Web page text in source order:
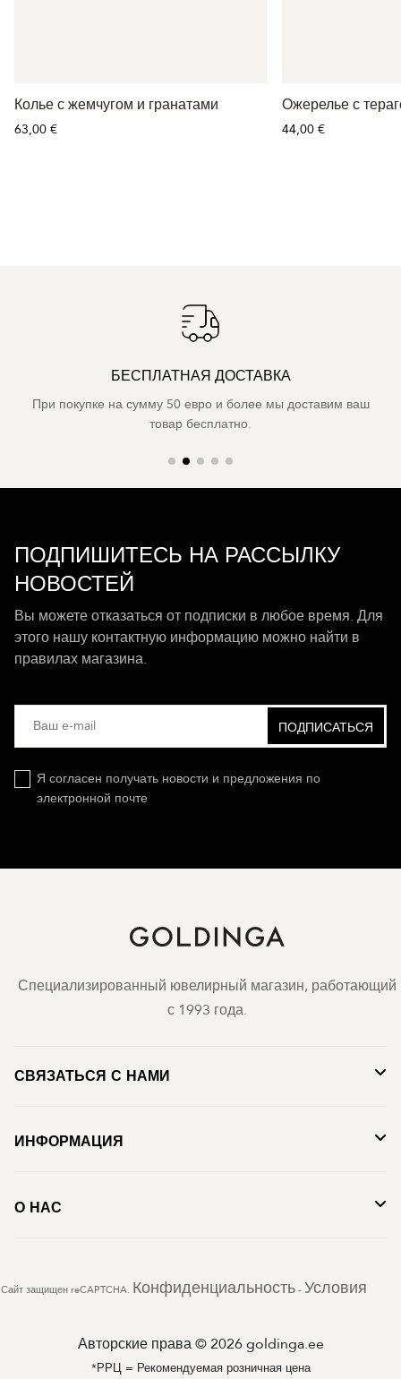
Колье с жемчугом и гранатами
63,00 €
Ожерелье с
44,00 €
БЕСПЛАТНАЯ ДОСТАВКА
При покупке на сумму 50 евро и более мы доставим ваш
товар бесплатно.
ПОДПИШИТЕСЬ НА РАССЫЛКУ
НОВОСТЕЙ
Вы можете отказаться от подписки в любое время. Для
этого нашу контактную информацию можно найти в
правилах магазина.
Я согласен получать новости и предложения по
электронной почте
Специализированный ювелирный магазин, работающий
с 1993 года.
СВЯЗАТЬСЯ С НАМИ
ИНФОРМАЦИЯ
О НАС
Сайт защищен reCAPTCHA. Конфиденциальность - Условия
Авторские права © 2026 goldinga.ee
*РРЦ = Рекомендуемая розничная цена